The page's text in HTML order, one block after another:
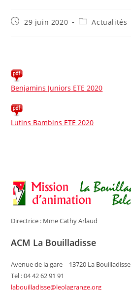
Publication
29 juin 2020
PostActualités
Benjamins Juniors ETE 2020
Lutins Bambins ETE 2020
Directrice : Mme Cathy Arlaud
ACM La Bouilladisse
Avenue de la gare – 13720 La Bouilladisse
Tel : 04 42 62 91 91
labouilladisse@leolagrange.org